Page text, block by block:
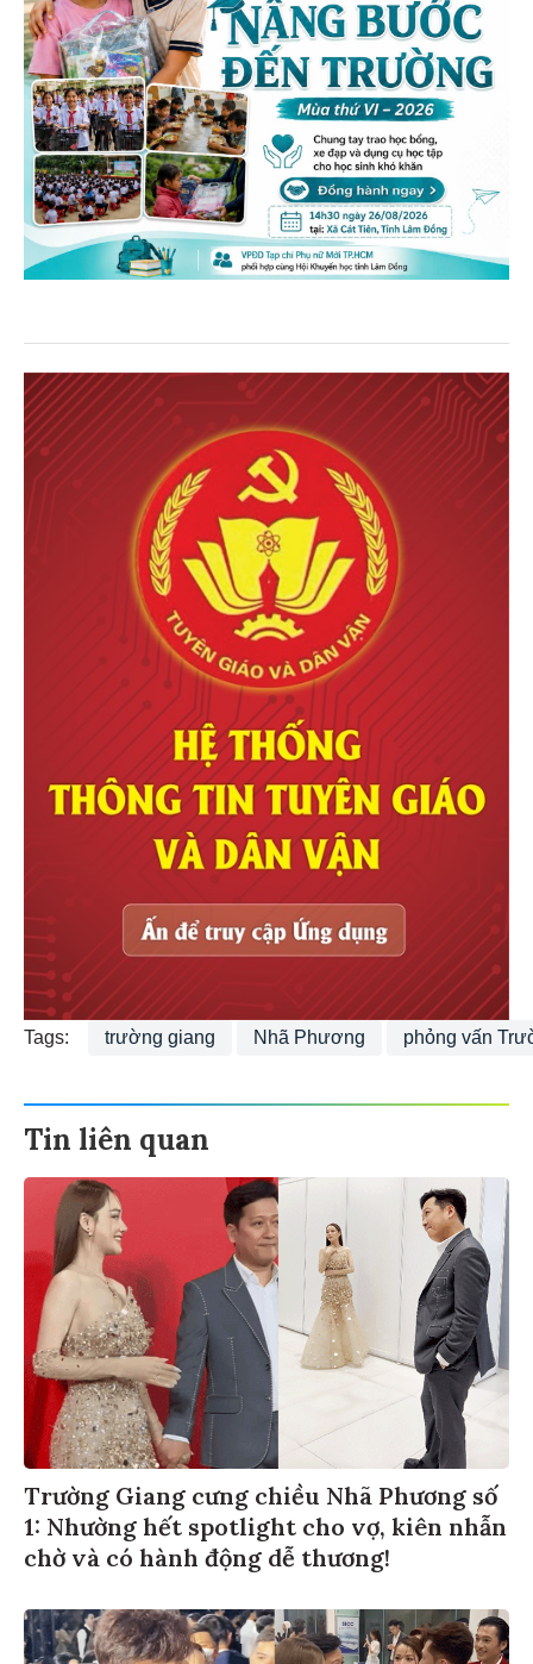
Tags: trường giang Nhã Phương phỏng vấn
Tin liên quan
Trường Giang cưng chiều Nhã Phương số
1: Nhường hết spotlight cho vợ, kiên nhẫn
chờ và có hành động dễ thương!